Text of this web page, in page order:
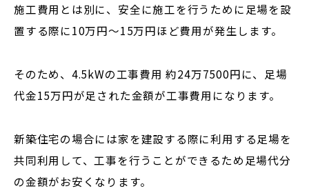
施工費用とは別に、安全に施工を行うために足場を設
置する際に10万円〜15万円ほど費用が発生します。
そのため、4.5kWの工事費用 約24万7500円に、足場
代金15万円が足された金額が工事費用になります。
新築住宅の場合には家を建設する際に利用する足場を
共同利用して、工事を行うことができるため足場代分
の金額がお安くなります。